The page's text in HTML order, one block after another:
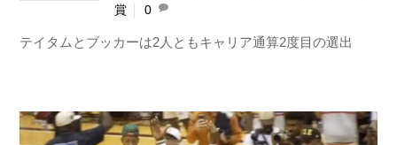
賞
0
テイタムとブッカーは2人ともキャリア通算2度目の選出